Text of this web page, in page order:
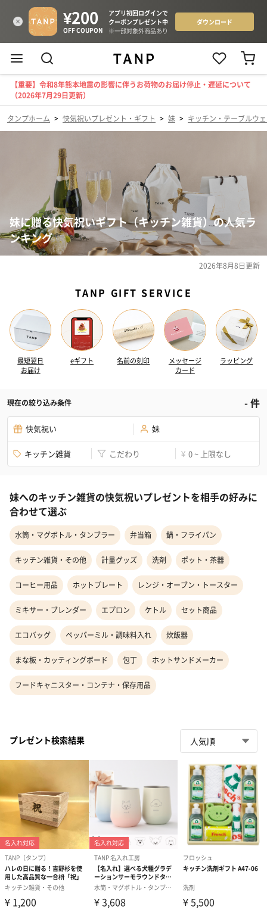
【重要】令和8年熊本地震の影響に伴うお荷物のお届け停止・遅延について
（2026年7月29日更新）
タンプホーム > 快気祝いプレゼント・ギフト > 妹 > キッチン・テーブルウ
妹に贈る快気祝いギフト（キッチン雑貨）の人気ラ
ンキング
2026年8月8日更新
TANP GIFT SERVICE
最短翌日
お届け
eギフト 名前の刻印
メッセージ
カード
ラッピング
現在の絞り込み条件 -件
快気祝い 妹
キッチン雑貨 こだわり ¥ 0 ~ 上限なし
妹へのキッチン雑貨の快気祝いプレゼントを相手の好みに
合わせて選ぶ
水筒・マグボトル・タンブラー 弁当箱 鍋・フライパン
キッチン雑貨・その他 計量グッズ 洗剤 ポット・茶器
コーヒー用品 ホットプレート レンジ・オーブン・トースター
ミキサー・ブレンダー エプロン ケトル セット商品
エコバッグ ペッパーミル・調味料入れ 炊飯器
まな板・カッティングボード 包丁 ホットサンドメーカー
フードキャニスター・コンテナ・保存用品
プレゼント検索結果